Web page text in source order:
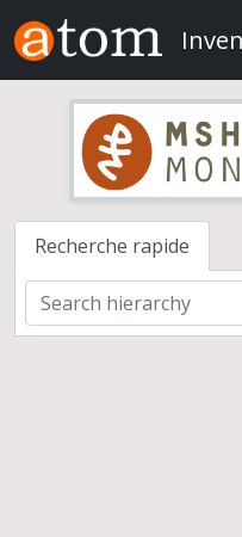
Skip to main content
Recherche rapide